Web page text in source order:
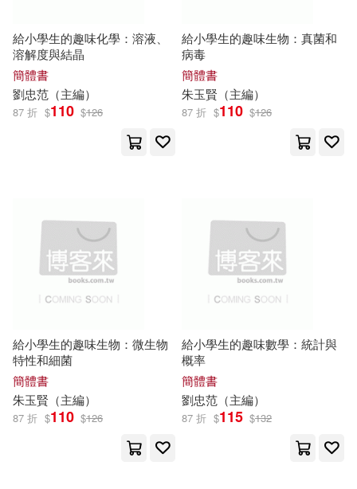
故宮精品(1) 電子書閱讀器(3)
電子書(1783) 有聲書(80)
末永萌乃(70)
季小兵（主編）(69)
文心（主編）(69)
劉增利（主編）(67)
崔鍾雷（主編）(54) HA(53)
湯素蘭（主編）(53)
梁頌（主編）(49)
高等教育出版社(871)
化學工業出版社(854)
中國農業出版社(699)
清華大學出版社(508)
機械工業出版社(486)
上海外語教育出版社(442)
中國中醫藥出版社(390)
中國林業出版社(390)
配送方式 (可複選)
可海外宅配(38183)
可港澳店取(38004)
可菲律賓店取(38018)
給小學生的趣味化學：溶液、
溶解度與結晶
簡體書
劉忠范（主編）
87 折 $110 $126
給小學生的趣味生物：真菌和
病毒
簡體書
朱玉賢（主編）
87 折 $110 $126
給小學生的趣味生物：微生物
特性和細菌
簡體書
朱玉賢（主編）
87 折 $110 $126
給小學生的趣味數學：統計與
概率
簡體書
劉忠范（主編）
87 折 $115 $132